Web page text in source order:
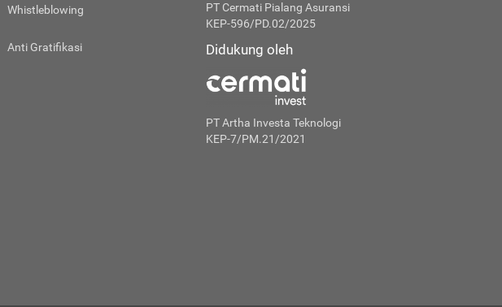
Whistleblowing
Anti Gratifikasi
PT Cermati Pialang Asuransi
KEP-596/PD.02/2025
Didukung oleh
PT Artha Investa Teknologi
KEP-7/PM.21/2021